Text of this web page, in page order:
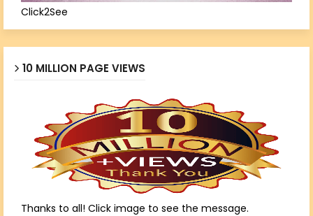
Click2See
10 MILLION PAGE VIEWS
Thanks to all! Click image to see the message.